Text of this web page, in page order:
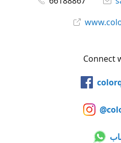
Connect